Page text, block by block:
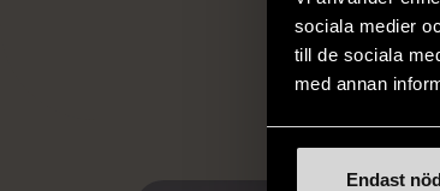
sociala medier
till de sociala
med annan
Endast
utanför